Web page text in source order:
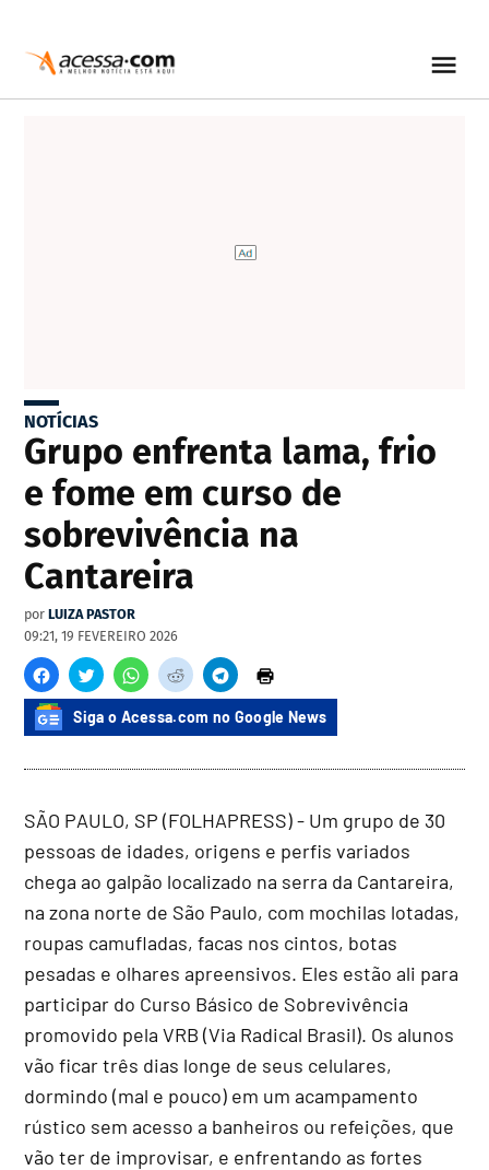
NOTÍCIAS
Grupo enfrenta lama, frio
e fome em curso de
sobrevivência na
Cantareira
por LUIZA PASTOR
09:21, 19 FEVEREIRO 2026
Siga o Acessa.com no Google News
SÃO PAULO, SP (FOLHAPRESS) - Um grupo de 30
pessoas de idades, origens e perfis variados
chega ao galpão localizado na serra da Cantareira,
na zona norte de São Paulo, com mochilas lotadas,
roupas camufladas, facas nos cintos, botas
pesadas e olhares apreensivos. Eles estão ali para
participar do Curso Básico de Sobrevivência
promovido pela VRB (Via Radical Brasil). Os alunos
vão ficar três dias longe de seus celulares,
dormindo (mal e pouco) em um acampamento
rústico sem acesso a banheiros ou refeições, que
vão ter de improvisar, e enfrentando as fortes